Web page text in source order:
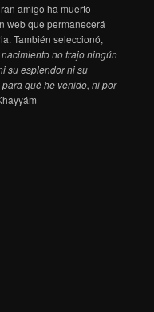
amigo ha muerto
web que permanecerá
También seleccionó,
nacimiento no trajo ningún
su esplendor ni su
qué he venido, ni por